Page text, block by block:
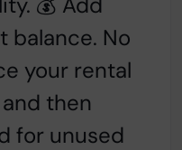
balance. No
your rental
then
for unused